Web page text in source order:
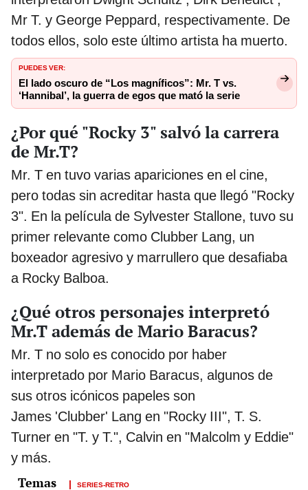
Mr T. y George Peppard, respectivamente. De
todos ellos, solo este último artista ha muerto.
PUEDES VER:
El lado oscuro de “Los magníficos”: Mr. T vs.
‘Hannibal’, la guerra de egos que mató la serie
¿Por qué "Rocky 3" salvó la carrera
de Mr.T?
Mr. T en tuvo varias apariciones en el cine,
pero todas sin acreditar hasta que llegó "Rocky
3". En la película de Sylvester Stallone, tuvo su
primer relevante como Clubber Lang, un
boxeador agresivo y marrullero que desafiaba
a Rocky Balboa.
¿Qué otros personajes interpretó
Mr.T además de Mario Baracus?
Mr. T no solo es conocido por haber
interpretado por Mario Baracus, algunos de
sus otros icónicos papeles son
James 'Clubber' Lang en "Rocky III", T. S.
Turner en "T. y T.", Calvin en "Malcolm y Eddie"
y más.
SERIES-RETRO